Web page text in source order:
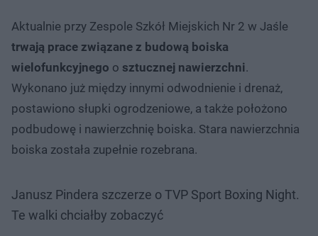
Aktualnie przy Zespole Szkół Miejskich Nr 2 w Jaśle
trwają prace związane z budową boiska
wielofunkcyjnego o sztucznej nawierzchni.
Wykonano już między innymi odwodnienie i drenaż,
postawiono słupki ogrodzeniowe, a także położono
podbudowę i nawierzchnię boiska. Stara nawierzchnia
boiska została zupełnie rozebrana.
Janusz Pindera szczerze o TVP Sport Boxing Night.
Te walki chciałby zobaczyć